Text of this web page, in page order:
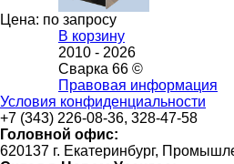
Цена: по запросу
В корзину
2010 - 2026
Сварка 66 ©
Правовая информация
Условия конфиденциальности
+7 (343) 226-08-36, 328-47-58
Головной офис:
620137 г. Екатеринбург,